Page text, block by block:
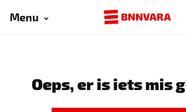
Menu
Oeps, er is iets mis